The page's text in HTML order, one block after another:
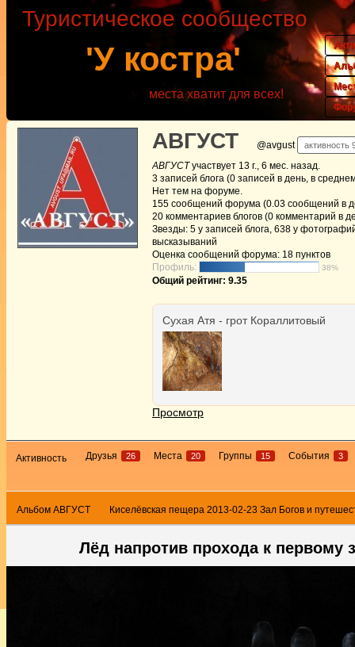
'У костра'
Туристическое сообщество
места хватит для всех!
АВГУСТ @avgust активность
АВГУСТучаствует 13 г., 6 мес. назад.
3 записей блога (0 записей в день, в
Нет тем на форуме.
155 сообщений форума (0.03 сообщений в
20 комментариев блогов (0 комментарий в
Звезды: 5 у записей блога, 638 у
высказываний
Оценка сообщений форума: 18 пунктов
Профиль:
38%
Общий рейтинг: 9.35
Сухая Атя - грот Кораллитовый
Просмотр
Активность Друзья 26 Места 20 Группы 15 События 3
Альбом АВГУСТ Киселёвская пещера 2013-02-23 Зал Богов и
Лёд напротив прохода к первому